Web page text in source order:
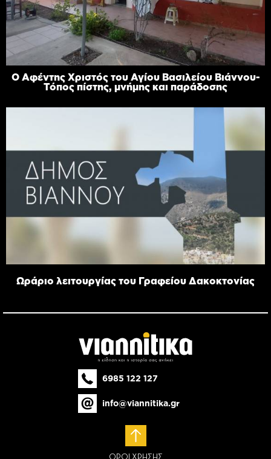
Ο Αφέντης Χριστός του Αγίου Βασιλείου Βιάννου-
Τόπος πίστης, μνήμης και παράδοσης
Ωράριο λειτουργίας του Γραφείου Δακοκτονίας
6985 122 127
info@viannitika.gr
ΟΡΟΙ ΧΡΗΣΗΣ